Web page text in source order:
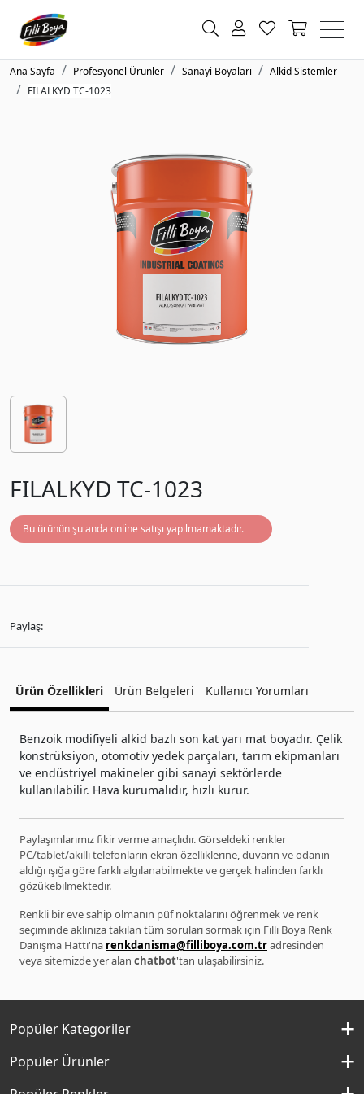
Ana Sayfa Profesyonel Ürünler Sanayi Boyaları
Alkid Sistemler
FILALKYD TC-1023
FILALKYD TC-1023
Bu ürünün şu anda online satışı yapılmamaktadır.
Paylaş:
Ürün Özellikleri Ürün Belgeleri Kullanıcı Yorumları
Benzoik modifiyeli alkid bazlı son kat yarı mat boyadır. Çelik
konstrüksiyon, otomotiv yedek parçaları, tarım ekipmanları
ve endüstriyel makineler gibi sanayi sektörlerde
kullanılabilir. Hava kurumalıdır, hızlı kurur.
Paylaşımlarımız fikir verme amaçlıdır. Görseldeki renkler
PC/tablet/akıllı telefonların ekran özelliklerine, duvarın ve odanın
aldığı ışığa göre farklı algılanabilmekte ve gerçek halinden farklı
gözükebilmektedir.
Renkli bir eve sahip olmanın püf noktalarını öğrenmek ve renk
seçiminde aklınıza takılan tüm soruları sormak için Filli Boya Renk
Danışma Hattı'na renkdanisma@filliboya.com.tradresinden
veya sitemizde yer alan chatbot'tan ulaşabilirsiniz.
Popüler Kategoriler
İç Cephe Boyaları
Popüler Ürünler
Momento Silan